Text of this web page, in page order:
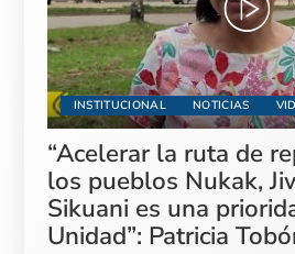
INSTITUCIONAL NOTICIAS
“Acelerar la ruta de
los pueblos Nukak,
Sikuani es una
Unidad”: Patricia